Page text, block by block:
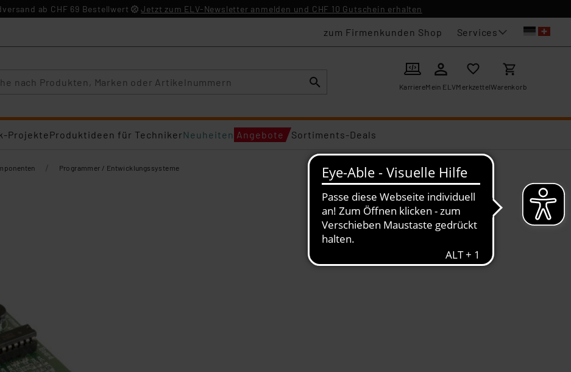
ab CHF 69 Bestellwert Jetzt zum ELV-Newsletter anmelden und CHF 10 Gutschein erhalten
zum Firmenkunden Shop Services
KarriereMein ELVMerkzettelWarenkorb
ProjekteProduktideen für TechnikerNeuheiten Angebote Sortiments-Deals
/ Programmer / Entwicklungssysteme